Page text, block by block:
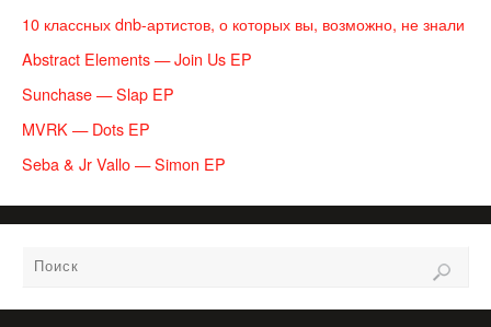
10 классных dnb-артистов, о которых вы, возможно, не знали
Abstract Elements — Join Us EP
Sunchase — Slap EP
MVRK — Dots EP
Seba & Jr Vallo — Simon EP